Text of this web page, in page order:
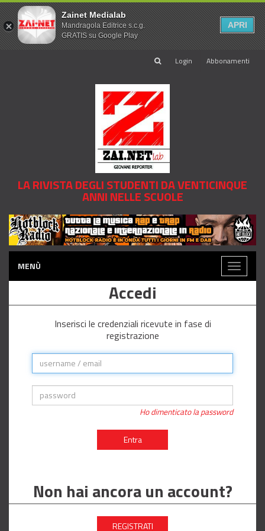
Login Abbonamenti
LA RIVISTA DEGLI STUDENTI DA VENTICINQUE
ANNI NELLE SCUOLE
MENÙ
Toggle
Accedi
Inserisci le credenziali ricevute in fase di
registrazione
Ho dimenticato la password
Entra
Non hai ancora un account?
REGISTRATI
Zainet Medialab
Mandragola Editrice s.c.g.
GRATIS su Google Play
APRI